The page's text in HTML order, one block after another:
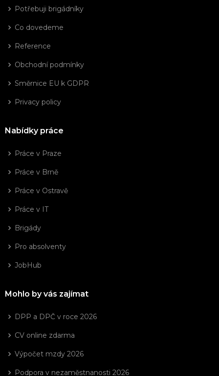
Potřebuji brigádníky
Co dovedeme
Reference
Obchodní podmínky
Směrnice EU k GDPR
Privacy policy
Nabídky práce
Práce v Praze
Práce v Brně
Práce v Ostravě
Práce v IT
Brigády
Pro absolventy
JobHub
Mohlo by vás zajímat
DPP a DPČ v roce 2026
CV online zdarma
Výpočet mzdy 2026
Podpora v nezaměstnanosti 2026